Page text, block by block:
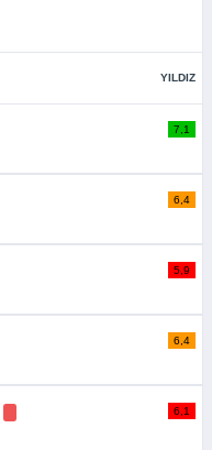
YILDIZ
7,1
6,4
5,9
6,4
6,1